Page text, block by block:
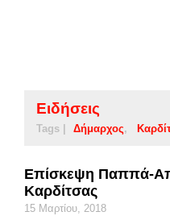
Ειδήσεις
Tags | Δήμαρχος
Επίσκεψη Παππά-
Καρδίτσας
15 Μαρτίου, 2018